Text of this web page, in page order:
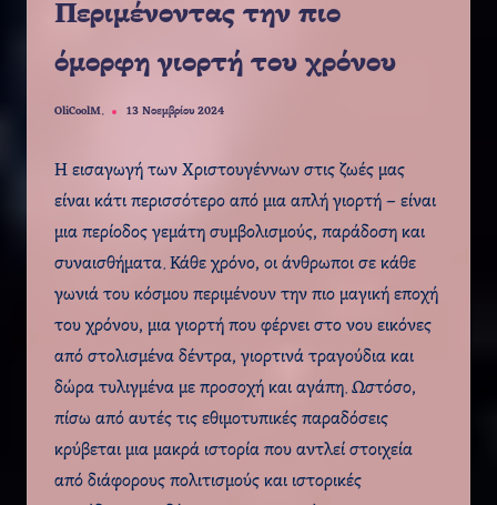
Περιμένοντας την πιο
όμορφη γιορτή του χρόνου
Συγγραφέας:
OliCoolM. 13 Νοεμβρίου 2024
Η εισαγωγή των Χριστουγέννων στις ζωές μας
είναι κάτι περισσότερο από μια απλή γιορτή – είναι
μια περίοδος γεμάτη συμβολισμούς, παράδοση και
συναισθήματα. Κάθε χρόνο, οι άνθρωποι σε κάθε
γωνιά του κόσμου περιμένουν την πιο μαγική εποχή
του χρόνου, μια γιορτή που φέρνει στο νου εικόνες
από στολισμένα δέντρα, γιορτινά τραγούδια και
δώρα τυλιγμένα με προσοχή και αγάπη. Ωστόσο,
πίσω από αυτές τις εθιμοτυπικές παραδόσεις
κρύβεται μια μακρά ιστορία που αντλεί στοιχεία
από διάφορους πολιτισμούς και ιστορικές